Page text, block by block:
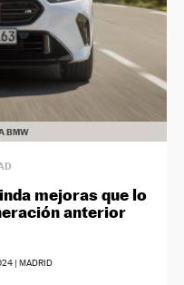
BMW
mejoras que lo
anterior
| MADRID